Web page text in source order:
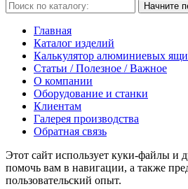
Начните
Главная
Каталог изделий
Калькулятор алюминиевых
Статьи / Полезное / Важное
О компании
Оборудование и станки
Клиентам
Галерея производства
Обратная связь
Этот сайт использует куки-файлы и
помочь вам в навигации, а также
пользовательский опыт.